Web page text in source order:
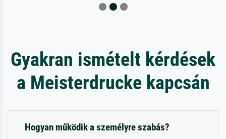
Gyakran ismételt kérdések
a Meisterdrucke kapcsán
Hogyan működik a személyre szabás?